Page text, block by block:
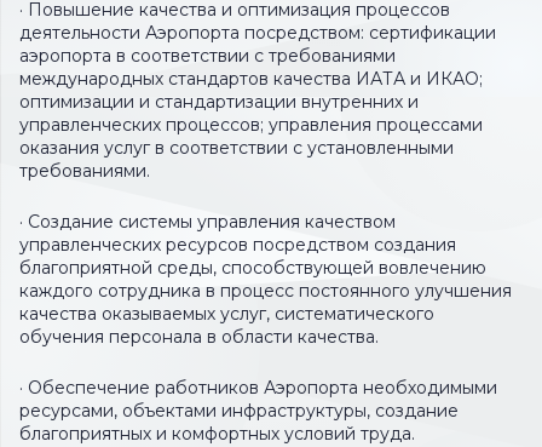
· Повышение качества и оптимизация процессов
деятельности Аэропорта посредством: сертификации
аэропорта в соответствии с требованиями
международных стандартов качества ИАТА и ИКАО;
оптимизации и стандартизации внутренних и
управленческих процессов; управления процессами
оказания услуг в соответствии с установленными
требованиями.
· Создание системы управления качеством
управленческих ресурсов посредством создания
благоприятной среды, способствующей вовлечению
каждого сотрудника в процесс постоянного улучшения
качества оказываемых услуг, систематического
обучения персонала в области качества.
· Обеспечение работников Аэропорта необходимыми
ресурсами, объектами инфраструктуры, создание
благоприятных и комфортных условий труда.